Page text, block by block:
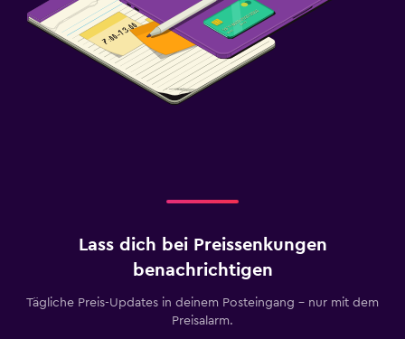
Lass dich bei Preissenkungen
benachrichtigen
Tägliche Preis-Updates in deinem Posteingang – nur mit dem
Preisalarm.